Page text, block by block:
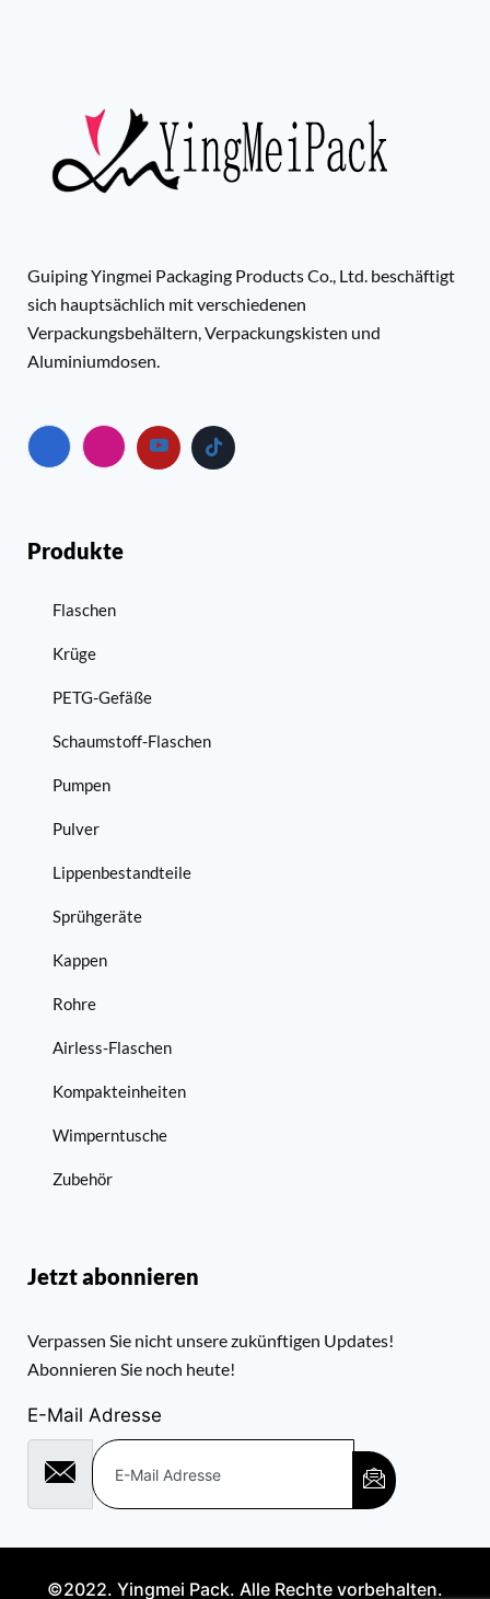
Guiping Yingmei Packaging Products Co., Ltd. beschäftigt
sich hauptsächlich mit verschiedenen
Verpackungsbehältern, Verpackungskisten und
Aluminiumdosen.
Produkte
Flaschen
Krüge
PETG-Gefäße
Schaumstoff-Flaschen
Pumpen
Pulver
Lippenbestandteile
Sprühgeräte
Kappen
Rohre
Airless-Flaschen
Kompakteinheiten
Wimperntusche
Zubehör
Jetzt abonnieren
Verpassen Sie nicht unsere zukünftigen Updates!
Abonnieren Sie noch heute!
E-Mail Adresse
©2022. Yingmei Pack. Alle Rechte vorbehalten.